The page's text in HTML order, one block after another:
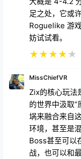
足之处，它或
Roguelike 游
妨试试看。
★★★★★
MissChiefVR
Zix的核心玩法
的世界中汲取
埚来融合来自
环境，甚至是
Boss甚至可以
战，也可以和